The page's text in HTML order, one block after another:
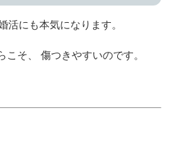
活にも本気になります。
こそ、 傷つきやすいのです。